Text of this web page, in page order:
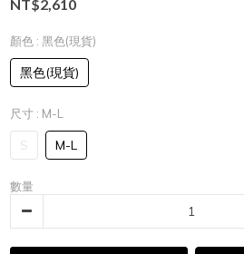
NT$2,610
顏色 : 黑色(現貨)
黑色(現貨)
尺寸 : M-L
S M-L
數量